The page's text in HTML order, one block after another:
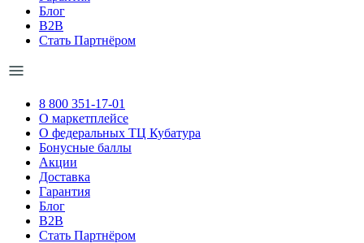
Блог
B2B
Стать Партнёром
8 800 351-17-01
О маркетплейсе
О федеральных ТЦ Кубатура
Бонусные баллы
Акции
Доставка
Гарантия
Блог
B2B
Стать Партнёром